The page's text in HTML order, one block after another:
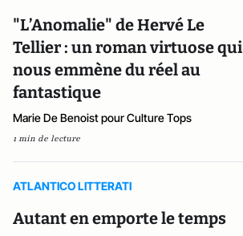
"L’Anomalie" de Hervé Le
Tellier : un roman virtuose qui
nous emmène du réel au
fantastique
Marie De Benoist pour Culture Tops
1 min de lecture
ATLANTICO LITTERATI
Autant en emporte le temps